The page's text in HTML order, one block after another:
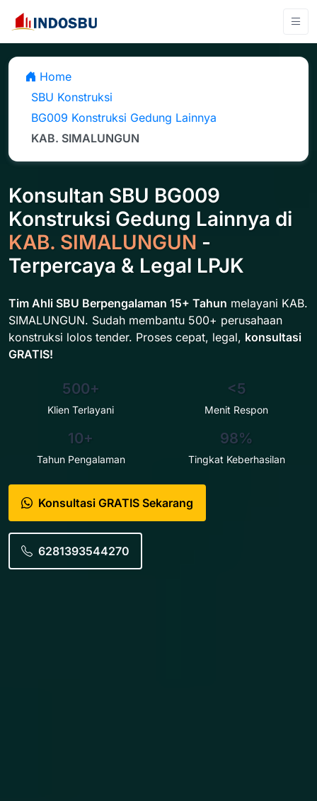
Home
SBU Konstruksi
BG009 Konstruksi Gedung Lainnya
KAB. SIMALUNGUN
Konsultan SBU BG009
Konstruksi Gedung Lainnya di
KAB. SIMALUNGUN -
Terpercaya & Legal LPJK
Tim Ahli SBU Berpengalaman 15+ Tahun melayani KAB.
SIMALUNGUN. Sudah membantu 500+ perusahaan
konstruksi lolos tender. Proses cepat, legal, konsultasi
GRATIS!
500+
Klien Terlayani
<5
Menit Respon
10+
Tahun Pengalaman
98%
Tingkat Keberhasilan
Konsultasi GRATIS Sekarang
6281393544270